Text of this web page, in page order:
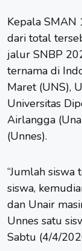
Kepala SMAN
dari total
jalur SNBP
ternama di
Maret (UNS),
Universitas
Airlangga
(Unnes).
“Jumlah
siswa,
dan Unair
Unnes satu
Sabtu (4/4/